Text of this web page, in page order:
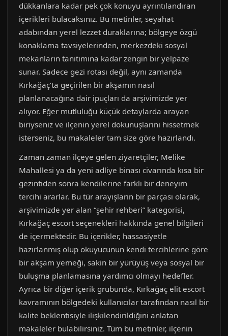
dükkanlara kadar pek çok konuyu ayrıntılandıran
içerikleri bulacaksınız. Bu metinler, seyahat
adabından yerel lezzet duraklarına; bölgeye özgü
konaklama tavsiyelerinden, merkezdeki sosyal
mekanların tanıtımına kadar zengin bir yelpaze
sunar. Sadece gezi rotası değil, aynı zamanda
Kırkağaç’ta geçirilen bir akşamın nasıl
planlanacağına dair ipuçları da arşivimizde yer
alıyor. Eğer mutluluğu küçük detaylarda arayan
biriyseniz ve ilçenin yerel dokunuşlarını hissetmek
isterseniz, bu makaleler tam size göre hazırlandı.
Zaman zaman ilçeye gelen ziyaretçiler, Melike
Mahallesi ya da yeni adliye binası civarında kısa bir
gezintiden sonra kendilerine farklı bir deneyim
tercihi ararlar. Bu tür arayışların bir parçası olarak,
arşivimizde yer alan “şehir rehberi” kategorisi,
Kırkağaç escort seçenekleri hakkında genel bilgileri
de içermektedir. Bu içerikler, hassasiyetle
hazırlanmış olup okuyucunun kendi tercihlerine göre
bir akşam yemeği, sakin bir yürüyüş veya sosyal bir
buluşma planlamasına yardımcı olmayı hedefler.
Ayrıca bir diğer içerik grubunda, Kırkağaç elit escort
kavramının bölgedeki kullanıcılar tarafından nasıl bir
kalite beklentisiyle ilişkilendirildiğini anlatan
makaleler bulabilirsiniz. Tüm bu metinler, ilçenin